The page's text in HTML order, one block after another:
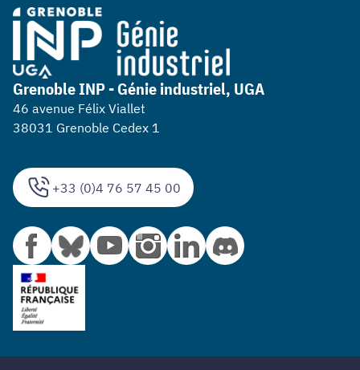
+33 (0)4 76 57 45 00
Grenoble INP - Génie industriel, UGA
46 avenue Félix Viallet
38031 Grenoble Cedex 1